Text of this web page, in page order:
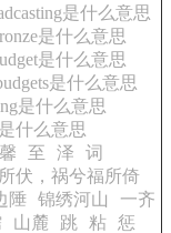
是什么意思
是什么意思
是什么意思
是什么意思
是什么意思
什么意思
馨 至 泽
词
伏，祸兮福所倚
陲 锦绣河山
一齐
山麓 跳 粘
惩